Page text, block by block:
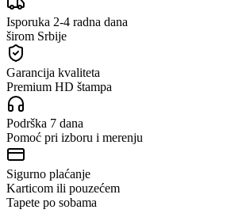
Isporuka 2-4 radna dana
širom Srbije
Garancija kvaliteta
Premium HD štampa
Podrška 7 dana
Pomoć pri izboru i merenju
Sigurno plaćanje
Karticom ili pouzećem
Tapete po sobama